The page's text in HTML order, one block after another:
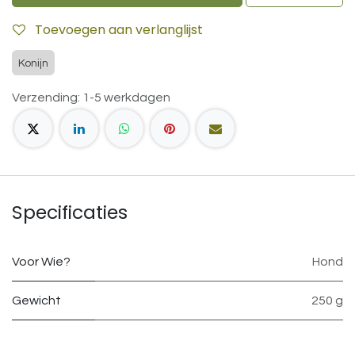
Toevoegen aan verlanglijst
Konijn
Verzending: 1-5 werkdagen
Specificaties
Voor Wie? Hond
Gewicht 250 g